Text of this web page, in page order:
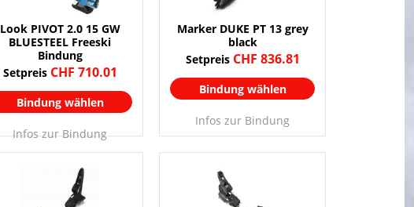
Look PIVOT 2.0 15 GW
BLUESTEEL Freeski
Bindung
Setpreis CHF 710.01
Bindung wählen
Infos zur Bindung
Marker DUKE PT 13 grey
black
Setpreis CHF 836.81
Bindung wählen
Infos zur Bindung